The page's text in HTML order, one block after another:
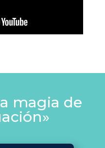
magia de